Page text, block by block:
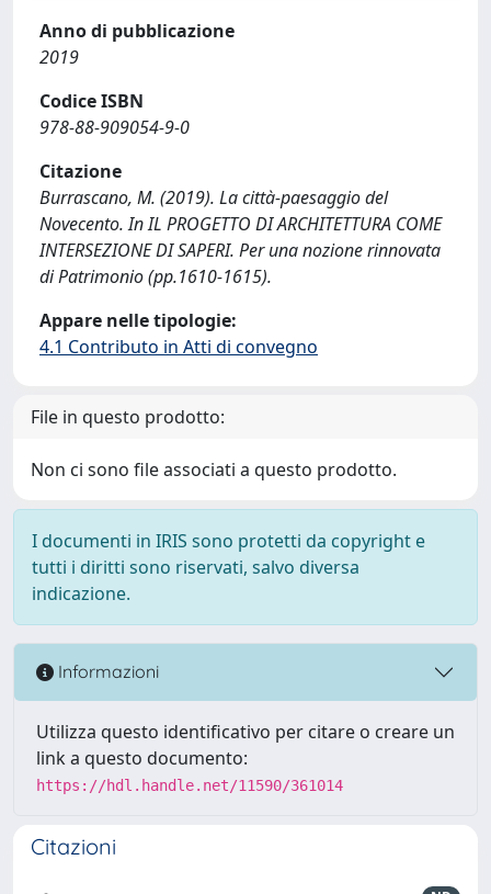
Anno di pubblicazione
2019
Codice ISBN
978-88-909054-9-0
Citazione
Burrascano, M. (2019). La città-paesaggio del
Novecento. In IL PROGETTO DI ARCHITETTURA COME
INTERSEZIONE DI SAPERI. Per una nozione rinnovata
di Patrimonio (pp.1610-1615).
Appare nelle tipologie:
4.1 Contributo in Atti di convegno
File in questo prodotto:
Non ci sono file associati a questo prodotto.
I documenti in IRIS sono protetti da copyright e
tutti i diritti sono riservati, salvo diversa
indicazione.
Informazioni
Utilizza questo identificativo per citare o creare un
link a questo documento:
https://hdl.handle.net/11590/361014
Citazioni